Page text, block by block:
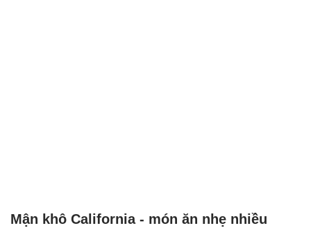
Mận khô California - món ăn nhẹ nhiều